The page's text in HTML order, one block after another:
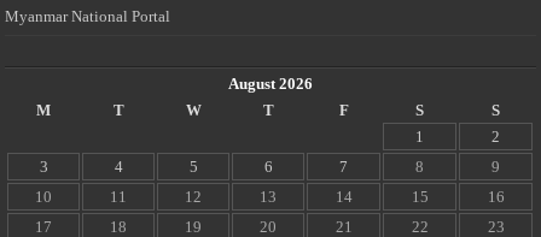
Myanmar National Portal
August 2026
M
T W T F S
S
1
2
3
4 5 6 7 8
9
10
11 12 13 14 15
16
17
18 19 20 21 22
23